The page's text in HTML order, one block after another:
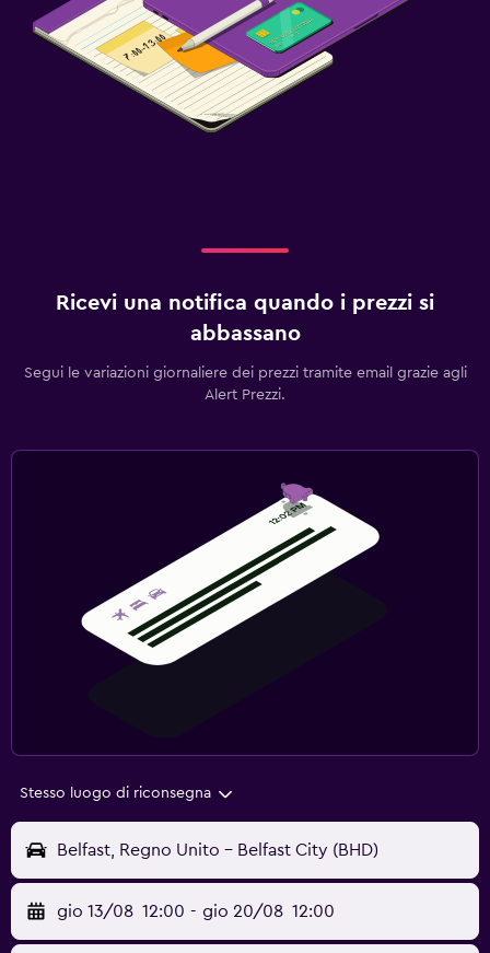
Ricevi una notifica quando i prezzi si
abbassano
Segui le variazioni giornaliere dei prezzi tramite email grazie agli
Alert Prezzi.
Stesso luogo di riconsegna
Belfast, Regno Unito - Belfast City (BHD)
gio 13/08 12:00 - gio 20/08 12:00